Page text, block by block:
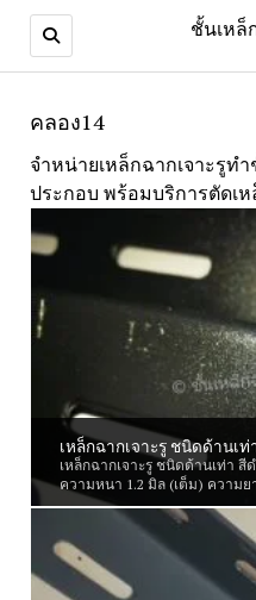
ชั้นเหล็
คลอง14
จำหน่ายเหล็กฉากเจาะรู
ประกอบ พร้อมบริการตัดเ
เหล็กฉากเจาะรู ชนิดด้านเท่
เหล็กฉากเจาะรู ชนิดด้านเท่า สี
ความหนา 1.2 มิล (เต็ม) ความย